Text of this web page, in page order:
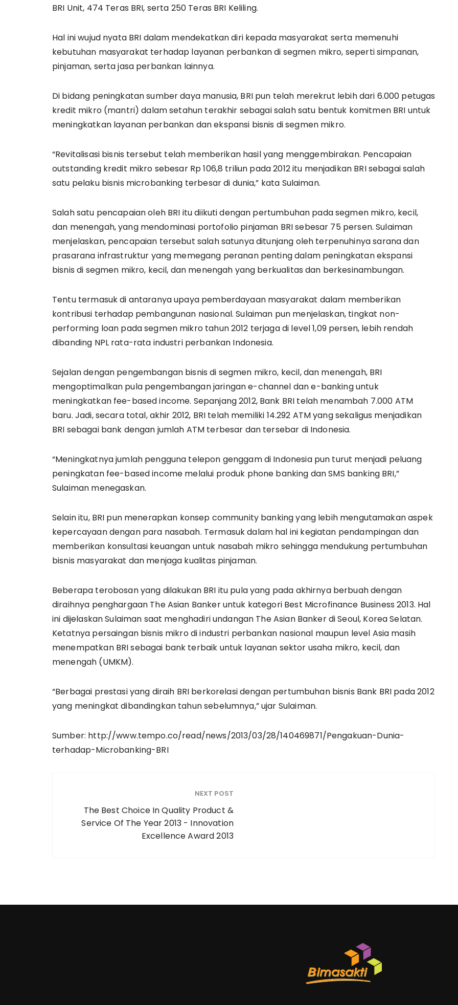
BRI Unit, 474 Teras BRI, serta 250 Teras BRI Keliling.
Hal ini wujud nyata BRI dalam mendekatkan diri kepada masyarakat serta memenuhi
kebutuhan masyarakat terhadap layanan perbankan di segmen mikro, seperti simpanan,
pinjaman, serta jasa perbankan lainnya.
Di bidang peningkatan sumber daya manusia, BRI pun telah merekrut lebih dari 6.000 petugas
kredit mikro (mantri) dalam setahun terakhir sebagai salah satu bentuk komitmen BRI untuk
meningkatkan layanan perbankan dan ekspansi bisnis di segmen mikro.
“Revitalisasi bisnis tersebut telah memberikan hasil yang menggembirakan. Pencapaian
outstanding kredit mikro sebesar Rp 106,8 triliun pada 2012 itu menjadikan BRI sebagai salah
satu pelaku bisnis microbanking terbesar di dunia,” kata Sulaiman.
Salah satu pencapaian oleh BRI itu diikuti dengan pertumbuhan pada segmen mikro, kecil,
dan menengah, yang mendominasi portofolio pinjaman BRI sebesar 75 persen. Sulaiman
menjelaskan, pencapaian tersebut salah satunya ditunjang oleh terpenuhinya sarana dan
prasarana infrastruktur yang memegang peranan penting dalam peningkatan ekspansi
bisnis di segmen mikro, kecil, dan menengah yang berkualitas dan berkesinambungan.
Tentu termasuk di antaranya upaya pemberdayaan masyarakat dalam memberikan
kontribusi terhadap pembangunan nasional. Sulaiman pun menjelaskan, tingkat non-
performing loan pada segmen mikro tahun 2012 terjaga di level 1,09 persen, lebih rendah
dibanding NPL rata-rata industri perbankan Indonesia.
Sejalan dengan pengembangan bisnis di segmen mikro, kecil, dan menengah, BRI
mengoptimalkan pula pengembangan jaringan e-channel dan e-banking untuk
meningkatkan fee-based income. Sepanjang 2012, Bank BRI telah menambah 7.000 ATM
baru. Jadi, secara total, akhir 2012, BRI telah memiliki 14.292 ATM yang sekaligus menjadikan
BRI sebagai bank dengan jumlah ATM terbesar dan tersebar di Indonesia.
“Meningkatnya jumlah pengguna telepon genggam di Indonesia pun turut menjadi peluang
peningkatan fee-based income melalui produk phone banking dan SMS banking BRI,”
Sulaiman menegaskan.
Selain itu, BRI pun menerapkan konsep community banking yang lebih mengutamakan aspek
kepercayaan dengan para nasabah. Termasuk dalam hal ini kegiatan pendampingan dan
memberikan konsultasi keuangan untuk nasabah mikro sehingga mendukung pertumbuhan
bisnis masyarakat dan menjaga kualitas pinjaman.
Beberapa terobosan yang dilakukan BRI itu pula yang pada akhirnya berbuah dengan
diraihnya penghargaan The Asian Banker untuk kategori Best Microfinance Business 2013. Hal
ini dijelaskan Sulaiman saat menghadiri undangan The Asian Banker di Seoul, Korea Selatan.
Ketatnya persaingan bisnis mikro di industri perbankan nasional maupun level Asia masih
menempatkan BRI sebagai bank terbaik untuk layanan sektor usaha mikro, kecil, dan
menengah (UMKM).
“Berbagai prestasi yang diraih BRI berkorelasi dengan pertumbuhan bisnis Bank BRI pada 2012
yang meningkat dibandingkan tahun sebelumnya,” ujar Sulaiman.
Sumber: http://www.tempo.co/read/news/2013/03/28/140469871/Pengakuan-Dunia-
terhadap-Microbanking-BRI
NEXT POST
The Best Choice In Quality Product &
Service Of The Year 2013 - Innovation
Excellence Award 2013